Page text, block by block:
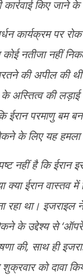
किए जाने
कार्यक्रम पर
कोई नतीजा नहीं
की अपील की
अस्तित्व की
ईरान परमाणु बम
के लिए यह
नहीं है कि ईरान
क्या ईरान वास्तव में
रहा था। इजराइल
के उद्देश्य से
की, साथ ही
को दावा